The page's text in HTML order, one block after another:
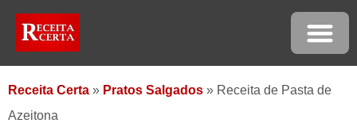
Receita Certa » Pratos Salgados » Receita de Pasta de
Azeitona